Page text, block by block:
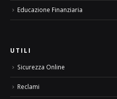
Educazione Finanziaria
UTILI
Sicurezza Online
Reclami